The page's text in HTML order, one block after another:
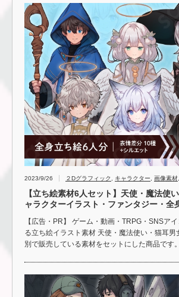
2023/9/26 ２Dグラフィック キャラクター 画像素材
【立ち絵素材6人セット】天使・魔法使
ャラクターイラスト・ファンタジー・全
【広告・PR】 ゲーム・動画・TRPG・SNSア
る立ち絵イラスト素材 天使・魔法使い・猫耳男
別で販売している素材をセットにした商品です